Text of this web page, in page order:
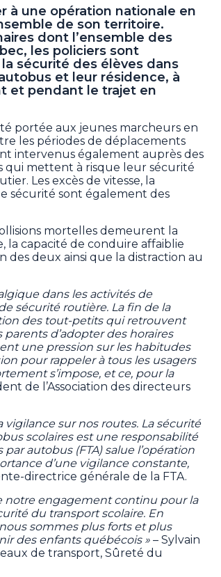
à une opération nationale en
de son territoire.
dont l’ensemble des
les policiers sont
sécurité des élèves dans
et leur résidence, à
et pendant le trajet en
portée aux jeunes marcheurs en
les périodes de déplacements
intervenus également auprès des
mettent à risque leur sécurité
Les excès de vitesse, la
sécurité sont également des
mortelles demeurent la
la capacité de conduire affaiblie
des deux ainsi que la distraction au
dans les activités de
sécurité routière. La fin de la
des tout-petits qui retrouvent
parents d’adopter des horaires
une pression sur les habitudes
pour rappeler à tous les usagers
s’impose, et ce, pour la
de l’Association des directeurs
sur nos routes. La sécurité
scolaires est une responsabilité
autobus (FTA) salue l’opération
d’une vigilance constante,
directrice générale de la FTA.
notre engagement continu pour la
du transport scolaire. En
sommes plus forts et plus
des enfants québécois » – Sylvain
de transport, Sûreté du